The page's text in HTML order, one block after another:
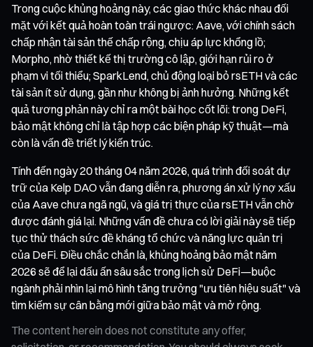
Trong cuộc khủng hoảng này, các giao thức khác nhau đối
mặt với kết quả hoàn toàn trái ngược: Aave, với chính sách
chấp nhận tài sản thế chấp rộng, chịu áp lực khổng lồ;
Morpho, nhờ thiết kế thị trường cô lập, giới hạn rủi ro ở
phạm vi tối thiểu; SparkLend, chủ động loại bỏ rsETH và các
tài sản ít sử dụng, gần như không bị ảnh hưởng. Những kết
quả tương phản này chỉ ra một bài học cốt lõi: trong DeFi,
bảo mật không chỉ là tập hợp các biện pháp kỹ thuật—mà
còn là vấn đề triết lý kiến trúc.
Tính đến ngày 20 tháng 04 năm 2026, quá trình đối soát dự
trữ của Kelp DAO vẫn đang diễn ra, phương án xử lý nợ xấu
của Aave chưa ngã ngũ, và giá trị thực của rsETH vẫn chờ
được đánh giá lại. Những vấn đề chưa có lời giải này sẽ tiếp
tục thử thách sức đề kháng tổ chức và năng lực quản trị
của DeFi. Điều chắc chắn là, khủng hoảng bảo mật năm
2026 sẽ để lại dấu ấn sâu sắc trong lịch sử DeFi—buộc
ngành phải nhìn lại mô hình tăng trưởng "ưu tiên hiệu suất" và
tìm kiếm sự cân bằng mới giữa bảo mật và mở rộng.
The content herein does not constitute any offer,